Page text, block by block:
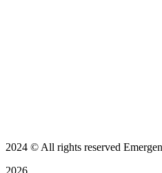
2024 © All rights reserved
2026